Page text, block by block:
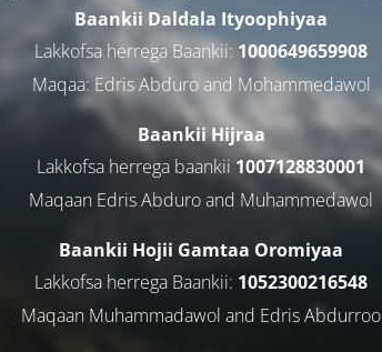
Baankii Daldala Ityoophiyaa
Lakkofsa herrega Baankii: 1000649659908
Maqaa: Edris Abduro and Mohammedawol
Baankii Hijraa
Lakkofsa herrega baankii 1007128830001
Maqaan Edris Abduro and Muhammedawol
Baankii Hojii Gamtaa Oromiyaa
Lakkofsa herrega Baankii: 1052300216548
Maqaan Muhammadawol and Edris Abdurroo